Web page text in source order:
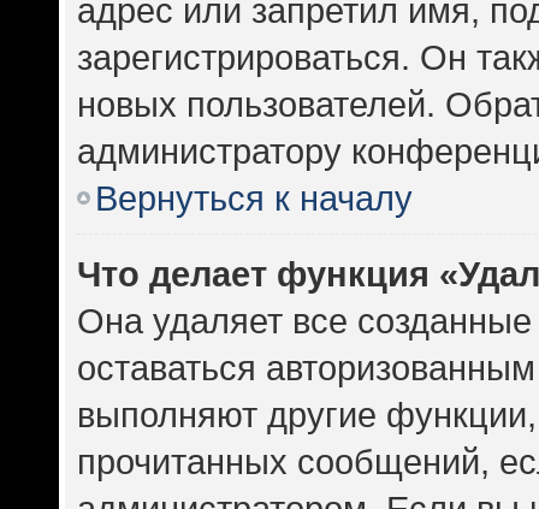
адрес или запретил имя,
зарегистрироваться. Он
новых пользователей.
администратору
Вернуться к началу
Что делает функция
Она удаляет все
оставаться
выполняют другие
прочитанных сообщений,